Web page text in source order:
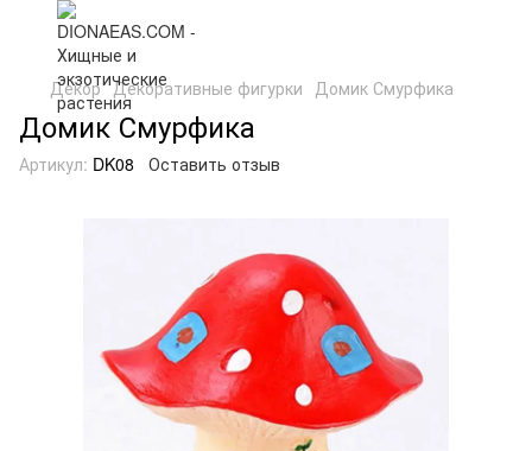
Декор Декоративные фигурки Домик Смурфика
Домик Смурфика
Артикул: DK08 Оставить отзыв